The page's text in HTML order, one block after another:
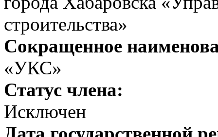
строительства»
Сокращенное
«УКС»
Статус члена:
Исключен